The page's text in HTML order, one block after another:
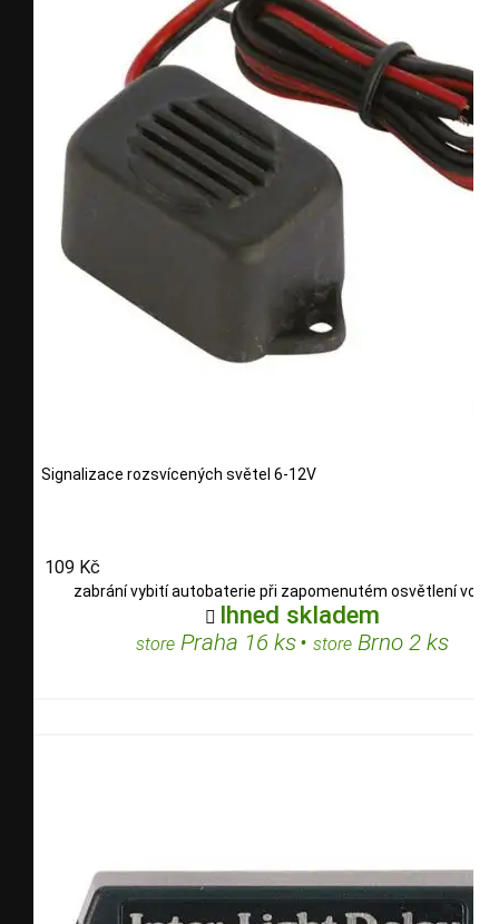
Signalizace rozsvícených světel 6-12V
109 Kč
zabrání vybití autobaterie při zapomenutém osvětlení
 Ihned skladem
storePraha 16 ks• storeBrno 2 ks